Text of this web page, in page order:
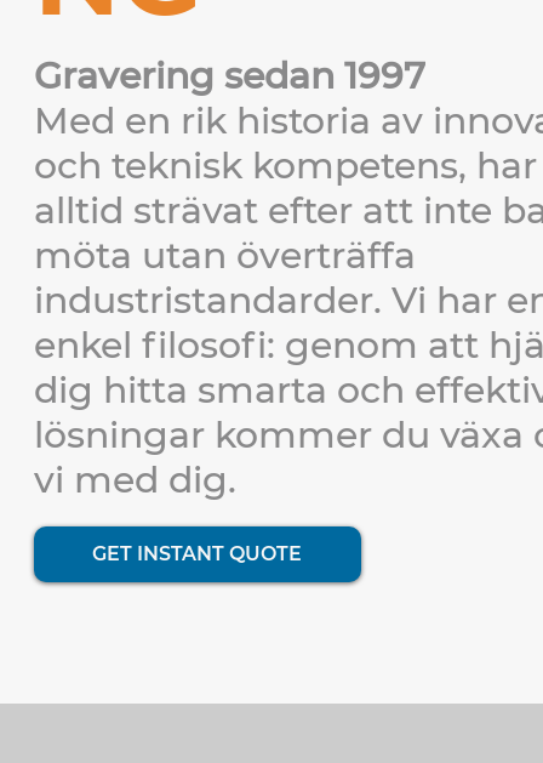
Gravering sedan 1997
Med en rik historia av
och teknisk kompetens,
alltid strävat efter att inte
möta utan överträffa
industristandarder. Vi har
enkel filosofi: genom att
dig hitta smarta och
lösningar kommer du växa
vi med dig.
GET INSTANT QUOTE